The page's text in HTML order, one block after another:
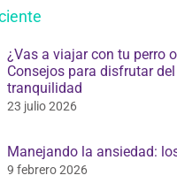
Consejos para disfrutar
tranquilidad
23 julio 2026
9 febrero 2026